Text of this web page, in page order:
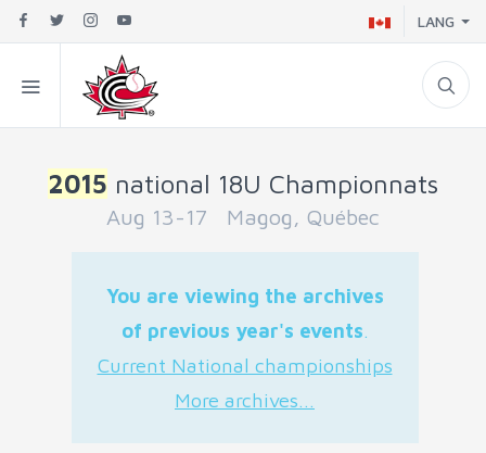
LANG
2015 national 18U Championnats
Aug 13-17 Magog, Québec
You are viewing the archives
of previous year's events.
Current National championships
More archives...